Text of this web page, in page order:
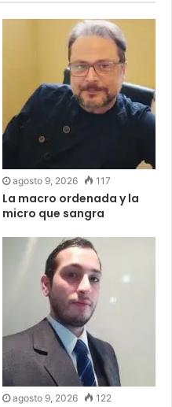
agosto 9, 2026 117
La macro ordenada y la
micro que sangra
agosto 9, 2026 122